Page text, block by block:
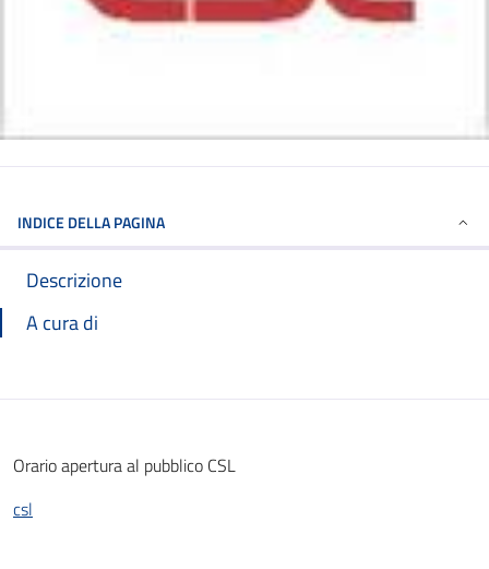
INDICE DELLA PAGINA
Descrizione
A cura di
Orario apertura al pubblico CSL
csl